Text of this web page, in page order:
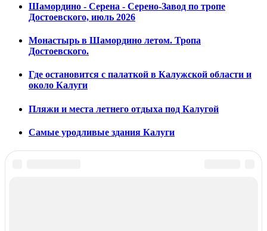
Шамордино - Серена - Серено-Завод по тропе
Достоевского, июль 2026
Монастырь в Шамордино летом. Тропа
Достоевского.
Где остановится с палаткой в Калужской области и
около Калуги
Пляжи и места летнего отдыха под Калугой
Самые уродливые здания Калуги